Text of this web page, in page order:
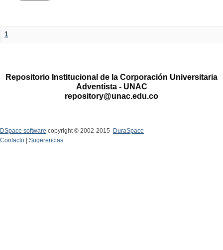
1
Repositorio Institucional de la Corporación Universitaria
Adventista - UNAC
repository@unac.edu.co
DSpace software copyright © 2002-2015
DuraSpace
Contacto
Sugerencias